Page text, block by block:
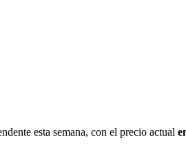
esta semana, con el precio actual